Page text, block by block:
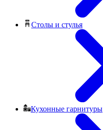
Столы и стулья
Кухонные гарнитуры